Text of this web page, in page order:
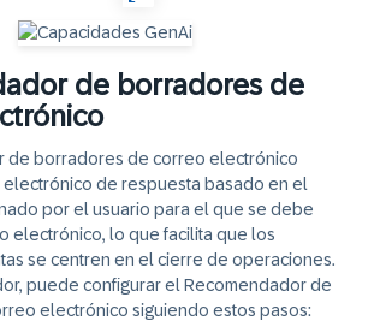
de borradores de
de borradores de correo electrónico
de respuesta basado en el
por el usuario para el que se debe
electrónico, lo que facilita que los
se centren en el cierre de operaciones.
puede configurar el Recomendador de
electrónico siguiendo estos pasos: